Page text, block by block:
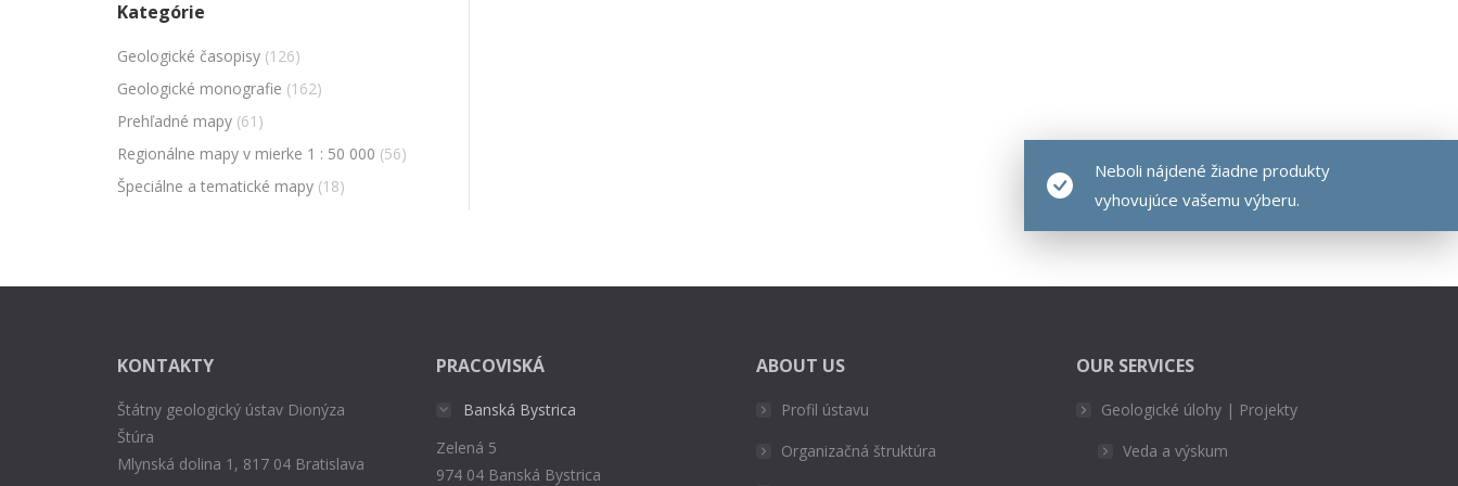
Neboli nájdené žiadne produkty
vyhovujúce vašemu výberu.
Kategórie
Geologické časopisy (126)
Geologické monografie (162)
Prehľadné mapy (61)
Regionálne mapy v mierke 1 : 50 000 (56)
Špeciálne a tematické mapy (18)
KONTAKTY
Štátny geologický ústav Dionýza
Štúra
Mlynská dolina 1, 817 04 Bratislava
PRACOVISKÁ
Banská Bystrica
Zelená 5
974 04 Banská Bystrica
ABOUT US
Profil ústavu
Organizačná štruktúra
OUR SERVICES
Geologické úlohy | Projekty
Veda a výskum